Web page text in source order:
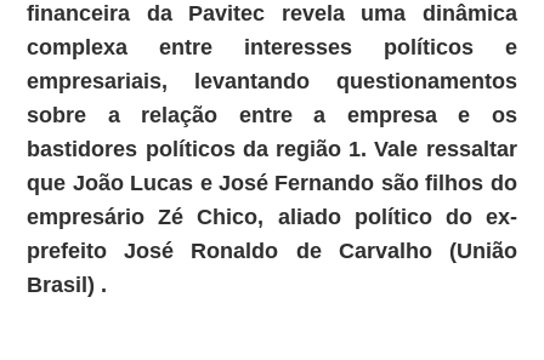
financeira da Pavitec revela uma dinâmica
complexa entre interesses políticos e
empresariais, levantando questionamentos
sobre a relação entre a empresa e os
bastidores políticos da região 1. Vale ressaltar
que João Lucas e José Fernando são filhos do
empresário Zé Chico, aliado político do ex-
prefeito José Ronaldo de Carvalho (União
Brasil) .